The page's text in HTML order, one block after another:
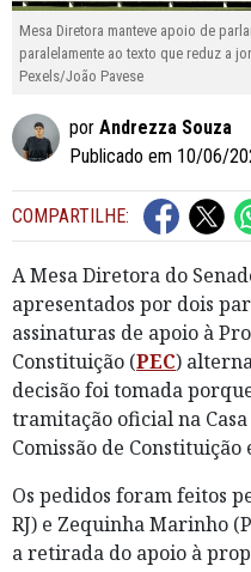
Mesa Diretora manteve apoio de
paralelamente ao texto que reduz a
Pexels/João Pavese
por Andrezza Souza
Publicado em 10/06/
COMPARTILHE:
A Mesa Diretora do
apresentados por dois
assinaturas de apoio à
Constituição (PEC)
decisão foi tomada
tramitação oficial na
Comissão de Constituição
Os pedidos foram feitos
RJ) e Zequinha Marinho
a retirada do apoio à